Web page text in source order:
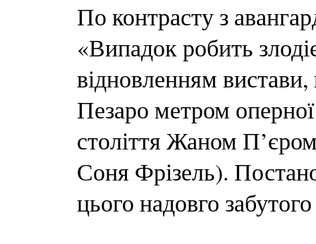
По контрасту з
«Випадок робить
відновленням
Пезаро метром
століття Жаном
Соня Фрізель).
цього надовго